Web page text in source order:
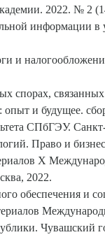
2022. № 2
информации в
и
спорах, связанных
и будущее.
СПбГЭУ.
Право и
Х
2022.
обеспечения и
Чувашский